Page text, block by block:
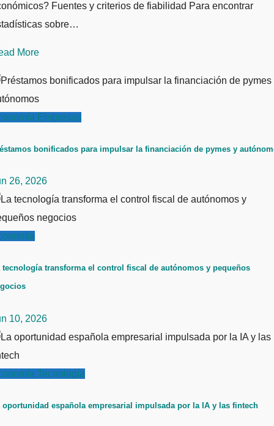
Fuentes y criterios de fiabilidad Para encontrar
sobre…
More
Empresas
bonificados para impulsar la financiación de pymes y
26, 2026
tecnología transforma el control fiscal de autónomos y pequeños
10, 2026
Tecnología
oportunidad española empresarial impulsada por la IA y las fintech